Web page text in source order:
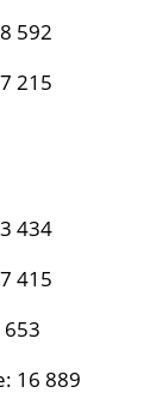
592
215
434
415
653
16 889